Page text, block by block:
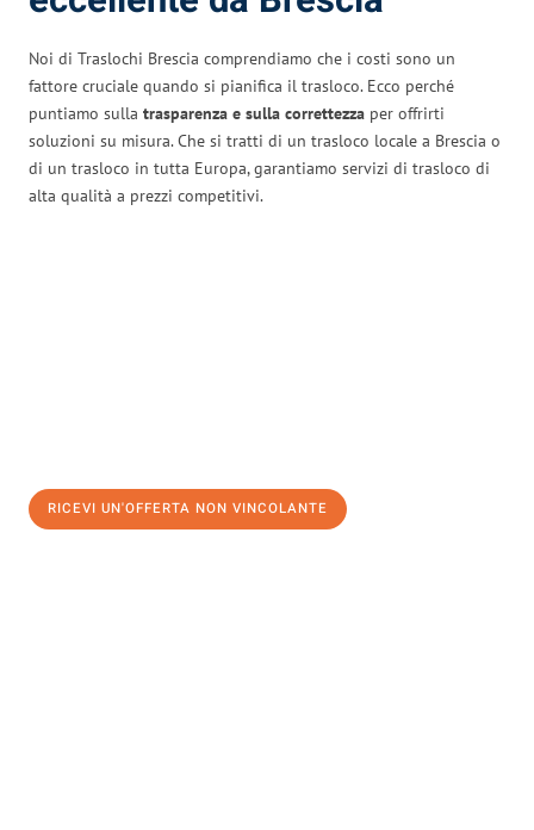
Noi di Traslochi Brescia comprendiamo che i costi sono un
fattore cruciale quando si pianifica il trasloco. Ecco perché
puntiamo sulla trasparenza e sulla correttezza per offrirti
soluzioni su misura. Che si tratti di un trasloco locale a Brescia o
di un trasloco in tutta Europa, garantiamo servizi di trasloco di
alta qualità a prezzi competitivi.
RICEVI UN'OFFERTA NON VINCOLANTE